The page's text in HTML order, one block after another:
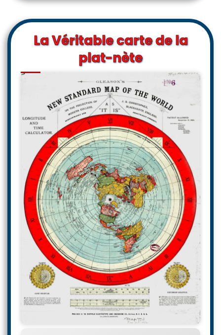
La Véritable carte de la
plat-nète